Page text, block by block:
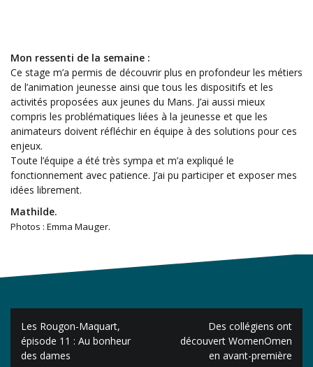
Mon ressenti de la semaine :
Ce stage m’a permis de découvrir plus en profondeur les métiers
de l’animation jeunesse ainsi que tous les dispositifs et les
activités proposées aux jeunes du Mans. J’ai aussi mieux
compris les problématiques liées à la jeunesse et que les
animateurs doivent réfléchir en équipe à des solutions pour ces
enjeux.
Toute l’équipe a été très sympa et m’a expliqué le
fonctionnement avec patience. J’ai pu participer et exposer mes
idées librement.
Mathilde.
Photos : Emma Mauger.
Navigation
de
Les Rougon-Maquart,
épisode 11 : Au bonheur
des dames
Des collégiens ont
découvert WomenOmen
en avant-première